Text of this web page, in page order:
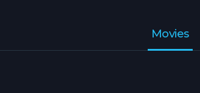
Movies